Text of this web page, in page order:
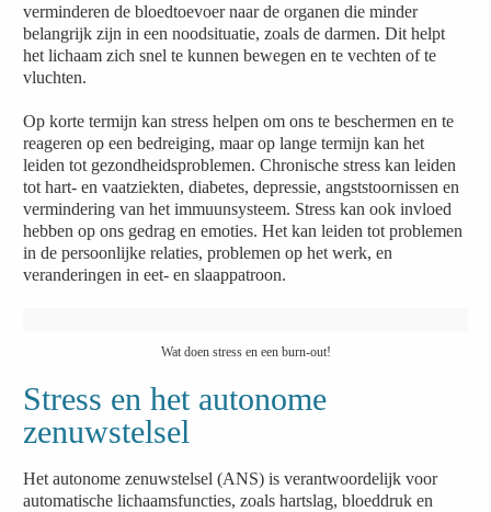
verminderen de bloedtoevoer naar de organen die minder
belangrijk zijn in een noodsituatie, zoals de darmen. Dit helpt
het lichaam zich snel te kunnen bewegen en te vechten of te
vluchten.
Op korte termijn kan stress helpen om ons te beschermen en te
reageren op een bedreiging, maar op lange termijn kan het
leiden tot gezondheidsproblemen. Chronische stress kan leiden
tot hart- en vaatziekten, diabetes, depressie, angststoornissen en
vermindering van het immuunsysteem. Stress kan ook invloed
hebben op ons gedrag en emoties. Het kan leiden tot problemen
in de persoonlijke relaties, problemen op het werk, en
veranderingen in eet- en slaappatroon.
Wat doen stress en een burn-out!
Stress en het autonome
zenuwstelsel
Het autonome zenuwstelsel (ANS) is verantwoordelijk voor
automatische lichaamsfuncties, zoals hartslag, bloeddruk en